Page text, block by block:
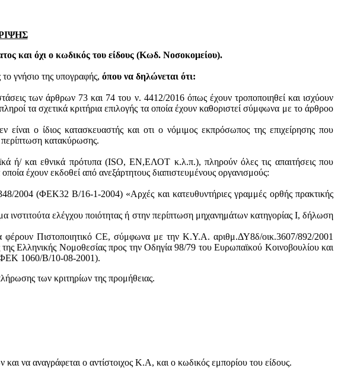
και όχι ο κωδικός του είδους (Κωδ. Νοσοκομείου).
γνήσιο της υπογραφής, όπου να δηλώνεται ότι:
των άρθρων 73 και 74 του ν. 4412/2016 όπως έχουν τροποποιηθεί και ισχύουν
τα σχετικά κριτήρια επιλογής τα οποία έχουν καθοριστεί σύμφωνα με τo άρθροo
ο ίδιος κατασκευαστής και oτι ο νόμιμος εκπρόσωπος της επιχείρησης που
περίπτωση κατακύρωσης.
ή/ και εθνικά πρότυπα (ISO, ΕΝ,ΕΛΟΤ κ.λ.π.), πληρούν όλες τις απαιτήσεις που
έχουν εκδοθεί από ανεξάρτητους διαπιστευμένους οργανισμούς:
2004 (ΦΕΚ32 Β/16-1-2004) «Αρχές και κατευθυντήριες γραμμές ορθής πρακτικής
ελέγχου ποιότητας ή στην περίπτωση μηχανημάτων κατηγορίας Ι, δήλωση
φέρουν Πιστοποιητικό CE, σύμφωνα με την Κ.Υ.Α. αριθμ.ΔΥ8δ/οικ.3607/892/2001
Ελληνικής Νομοθεσίας προς την Οδηγία 98/79 του Ευρωπαϊκού Κοινοβουλίου και
(ΦΕΚ 1060/Β/10-08-2001).
των κριτηρίων της προμήθειας.
να αναγράφεται ο αντίστοιχος Κ.Α, και ο κωδικός εμπορίου του είδους.